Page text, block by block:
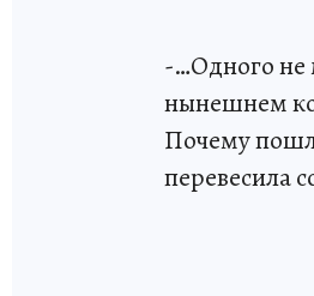
-…Одного не
нынешнем
Почему
перевесила